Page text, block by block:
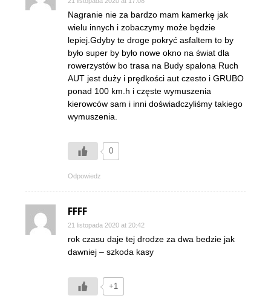
Nagranie nie za bardzo mam kamerkę jak
wielu innych i zobaczymy może będzie
lepiej.Gdyby te droge pokryć asfaltem to by
było super by było nowe okno na świat dla
rowerzystów bo trasa na Budy spalona Ruch
AUT jest duży i prędkości aut czesto i GRUBO
ponad 100 km.h i częste wymuszenia
kierowców sam i inni doświadczyliśmy takiego
wymuszenia.
0
Odpowiedz
FFFF
21 listopada 2020 at 20:42
rok czasu daje tej drodze za dwa bedzie jak
dawniej – szkoda kasy
+1